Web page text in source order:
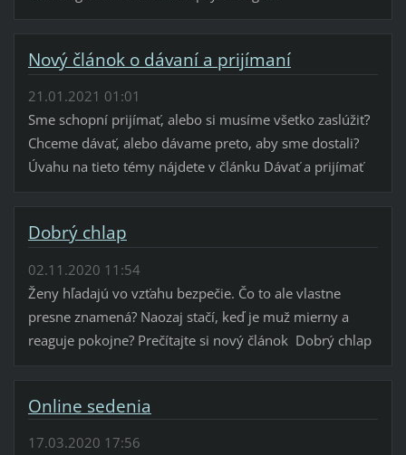
Nový článok o dávaní a prijímaní
21.01.2021 01:01
Sme schopní prijímať, alebo si musíme všetko zaslúžiť?
Chceme dávať, alebo dávame preto, aby sme dostali?
Úvahu na tieto témy nájdete v článku Dávať a prijímať
Dobrý chlap
02.11.2020 11:54
Ženy hľadajú vo vzťahu bezpečie. Čo to ale vlastne
presne znamená? Naozaj stačí, keď je muž mierny a
reaguje pokojne? Prečítajte si nový článok Dobrý chlap
Online sedenia
17.03.2020 17:56